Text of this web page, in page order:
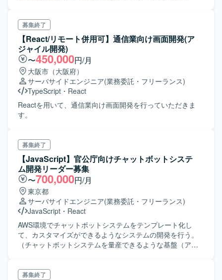
募集終了
【React/リモート併用可】通信業向け画面開発(ア
ジャイル開発)
〜450,000円/月
大阪市（大阪府）
サーバサイドエンジニア(業務委託・フリーランス)
TypeScript ・ React
Reactを用いて、通信業向け画面開発を行っていただきま
す。
募集終了
【JavaScript】官公庁向けチャットボットシステ
ム開発リーダー募集
〜700,000円/月
東京都
サーバサイドエンジニア(業務委託・フリーランス)
JavaScript ・ React
AWS環境でチャットボットシステムをテンプレート化し
て、カスタマイズができるようなシステムの開発を行う。
（チャットボットシステムを量産できるような基盤（アプ
募集終了